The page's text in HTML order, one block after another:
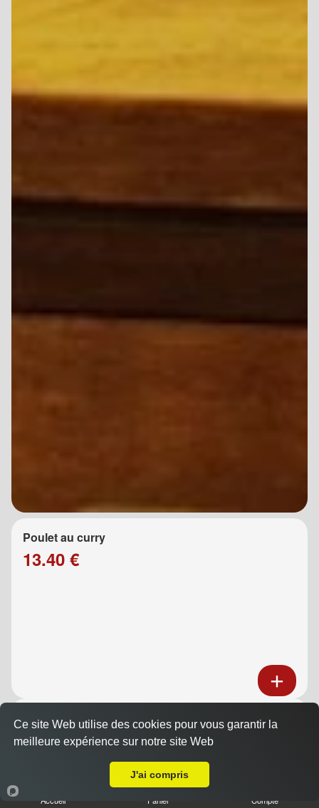
Poulet au curry
13.40 €
Poulet au caramel
13.40 €
Accueil Panier Compte
Ce site Web utilise des cookies pour vous garantir la
meilleure expérience sur notre site Web
J'ai compris